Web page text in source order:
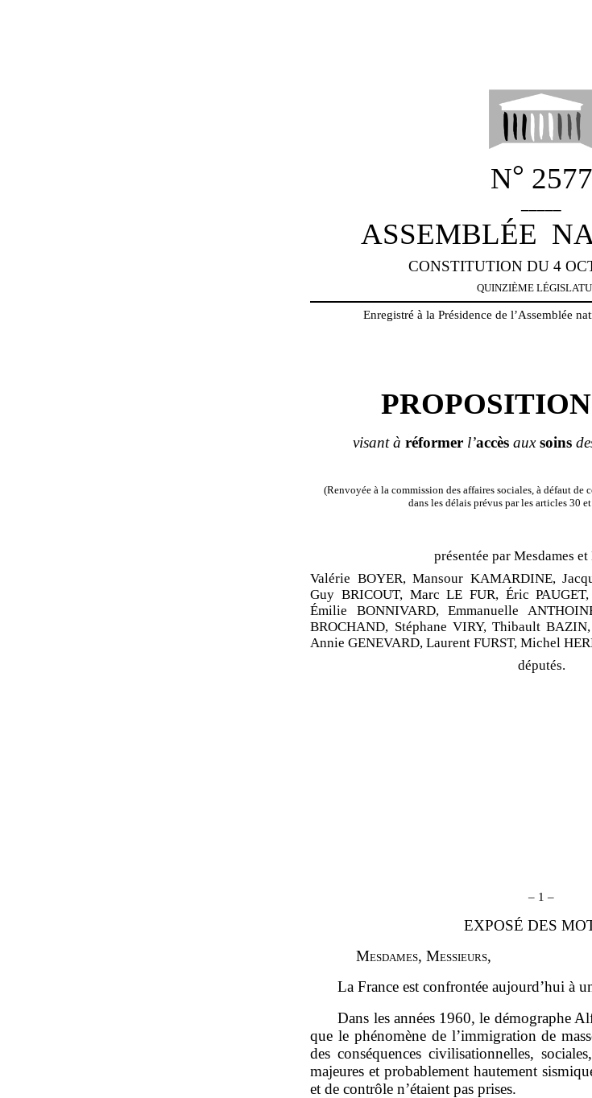
N° 2577
ASSEMBLÉE
CONSTITUTION DU 4
QUINZIÈME
Enregistré à la Présidence de l’Assemblée
visant à réformerl’accèsauxsoins
(Renvoyée à la commission des affaires sociales, à défaut
dans les délais prévus par les articles 30
présentée par Mesdames
Valérie BOYER, Mansour KAMARDINE,
Guy BRICOUT, Marc LE FUR, Éric PAUGET,
Émilie BONNIVARD,
Emmanuelle
BROCHAND, Stéphane VIRY, Thibault BAZIN,
Annie GENEVARD, Laurent FURST, Michel
députés.
– 1 –
EXPOSÉ DES
Mesdames, Messieurs,
La France est confrontée aujourd’hui à
Dans les années 1960, le démographe
que le phénomène de l’immigration de
des conséquences civilisationnelles,
majeures et probablement hautement
et de contrôle n’étaient pas prises.